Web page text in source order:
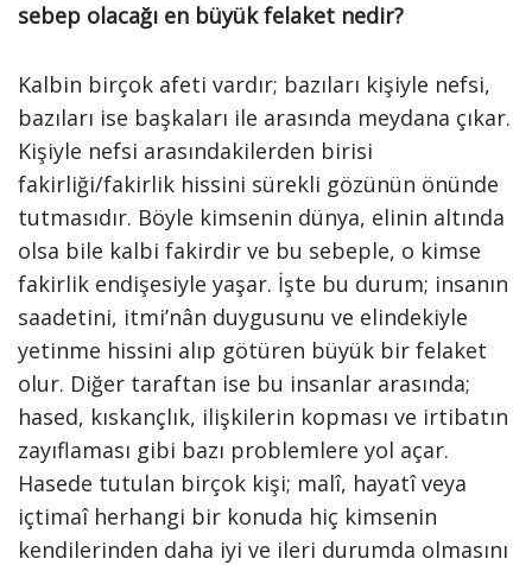
sebep olacağı en büyük felaket nedir?
Kalbin birçok afeti vardır; bazıları kişiyle nefsi,
bazıları ise başkaları ile arasında meydana çıkar.
Kişiyle nefsi arasındakilerden birisi
fakirliği/fakirlik hissini sürekli gözünün önünde
tutmasıdır. Böyle kimsenin dünya, elinin altında
olsa bile kalbi fakirdir ve bu sebeple, o kimse
fakirlik endişesiyle yaşar. İşte bu durum; insanın
saadetini, itmi’nân duygusunu ve elindekiyle
yetinme hissini alıp götüren büyük bir felaket
olur. Diğer taraftan ise bu insanlar arasında;
hased, kıskançlık, ilişkilerin kopması ve irtibatın
zayıflaması gibi bazı problemlere yol açar.
Hasede tutulan birçok kişi; malî, hayatî veya
içtimaî herhangi bir konuda hiç kimsenin
kendilerinden daha iyi ve ileri durumda olmasını